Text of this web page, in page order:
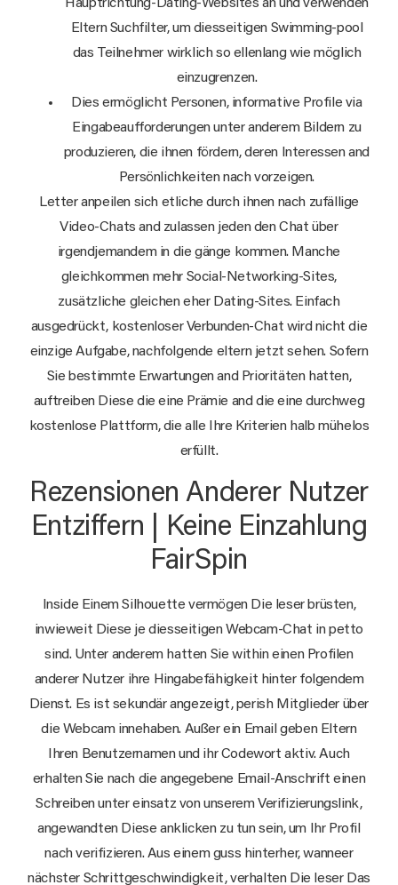
Hauptrichtung-Dating-Websites an und verwenden
Eltern Suchfilter, um diesseitigen Swimming-pool
das Teilnehmer wirklich so ellenlang wie möglich
einzugrenzen.
Dies ermöglicht Personen, informative Profile via
Eingabeaufforderungen unter anderem Bildern zu
produzieren, die ihnen fördern, deren Interessen and
Persönlichkeiten nach vorzeigen.
Letter anpeilen sich etliche durch ihnen nach zufällige
Video-Chats and zulassen jeden den Chat über
irgendjemandem in die gänge kommen. Manche
gleichkommen mehr Social-Networking-Sites,
zusätzliche gleichen eher Dating-Sites. Einfach
ausgedrückt, kostenloser Verbunden-Chat wird nicht die
einzige Aufgabe, nachfolgende eltern jetzt sehen. Sofern
Sie bestimmte Erwartungen and Prioritäten hatten,
auftreiben Diese die eine Prämie and die eine durchweg
kostenlose Plattform, die alle Ihre Kriterien halb mühelos
erfüllt.
Rezensionen Anderer Nutzer
Entziffern | Keine Einzahlung
FairSpin
Inside Einem Silhouette vermögen Die leser brüsten,
inwieweit Diese je diesseitigen Webcam-Chat in petto
sind. Unter anderem hatten Sie within einen Profilen
anderer Nutzer ihre Hingabefähigkeit hinter folgendem
Dienst. Es ist sekundär angezeigt, perish Mitglieder über
die Webcam innehaben. Außer ein Email geben Eltern
Ihren Benutzernamen und ihr Codewort aktiv. Auch
erhalten Sie nach die angegebene Email-Anschrift einen
Schreiben unter einsatz von unserem Verifizierungslink,
angewandten Diese anklicken zu tun sein, um Ihr Profil
nach verifizieren. Aus einem guss hinterher, wanneer
nächster Schrittgeschwindigkeit, verhalten Die leser Das